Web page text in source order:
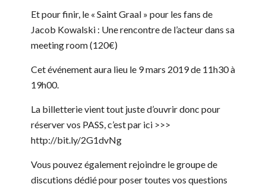
Et pour finir, le « Saint Graal » pour les fans de
Jacob Kowalski : Une rencontre de l’acteur dans sa
meeting room (120€)
Cet événement aura lieu le 9 mars 2019 de 11h30 à
19h00.
La billetterie vient tout juste d’ouvrir donc pour
réserver vos PASS, c’est par ici >>>
http://bit.ly/2G1dvNg
Vous pouvez également rejoindre le groupe de
discutions dédié pour poser toutes vos questions